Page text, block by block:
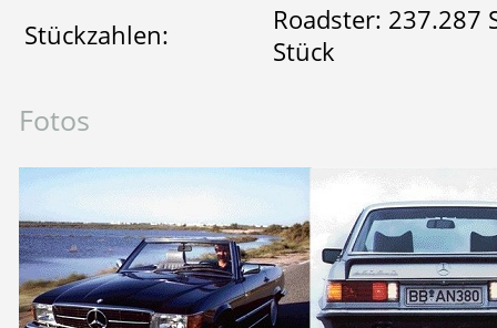
Stückzahlen:
Roadster: 237.287
Stück
Fotos